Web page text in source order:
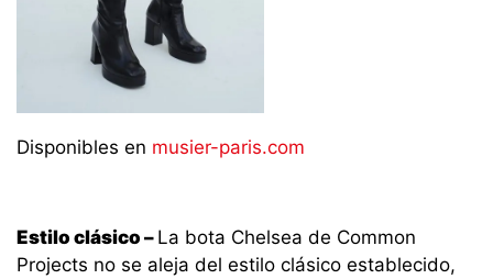
Disponibles en musier-paris.com
Estilo clásico – La bota Chelsea de Common
Projects no se aleja del estilo clásico establecido,